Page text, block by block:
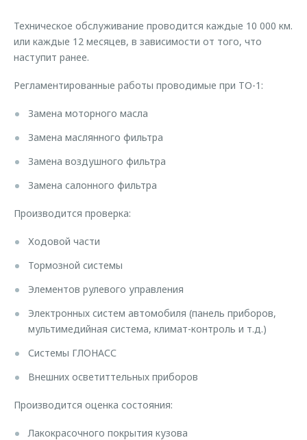
Кредитный калькулятор
Аксессуары
Одежда и сувениры
Трейд-ин
Калькулятор трейд-ин
O&J Автоклуб
Клуб владельцев OMODA
Приложение O&J
Аксессуары
Одежда и сувениры
Оригинальные аксессуары
Запчасти
Обратная связь
Техническое обслуживание проводится каждые 10 000 км.
или каждые 12 месяцев, в зависимости от того, что
наступит ранее.
Регламентированные работы проводимые при ТО-1:
Замена моторного масла
Замена маслянного фильтра
Замена воздушного фильтра
Замена салонного фильтра
Производится проверка:
Ходовой части
Тормозной системы
Элементов рулевого управления
Электронных систем автомобиля (панель приборов,
мультимедийная система, климат-контроль и т.д.)
Системы ГЛОНАСС
Внешних осветиттельных приборов
Производится оценка состояния:
Лакокрасочного покрытия кузова